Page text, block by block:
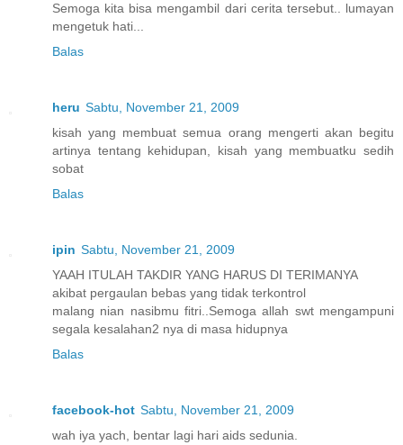
Semoga kita bisa mengambil dari cerita tersebut.. lumayan
mengetuk hati...
Balas
heru Sabtu, November 21, 2009
kisah yang membuat semua orang mengerti akan begitu
artinya tentang kehidupan, kisah yang membuatku sedih
sobat
Balas
ipin Sabtu, November 21, 2009
YAAH ITULAH TAKDIR YANG HARUS DI TERIMANYA
akibat pergaulan bebas yang tidak terkontrol
malang nian nasibmu fitri..Semoga allah swt mengampuni
segala kesalahan2 nya di masa hidupnya
Balas
facebook-hot Sabtu, November 21, 2009
wah iya yach, bentar lagi hari aids sedunia.